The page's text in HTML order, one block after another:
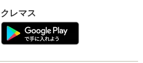
クレマス